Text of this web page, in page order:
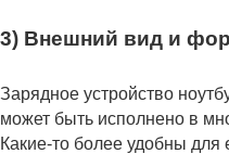
3) Внешний вид и
Зарядное устройство
может быть исполнено в
Какие-то более удобны